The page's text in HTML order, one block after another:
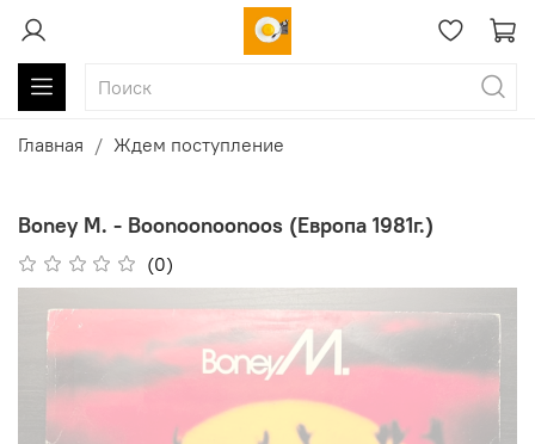
Главная Ждем поступление
Boney M. - Boonoonoonoos (Европа 1981г.)
(0)